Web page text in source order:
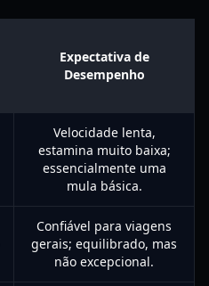
Expectativa de
Desempenho
Velocidade lenta,
estamina muito baixa;
essencialmente uma
mula básica.
Confiável para viagens
gerais; equilibrado, mas
não excepcional.